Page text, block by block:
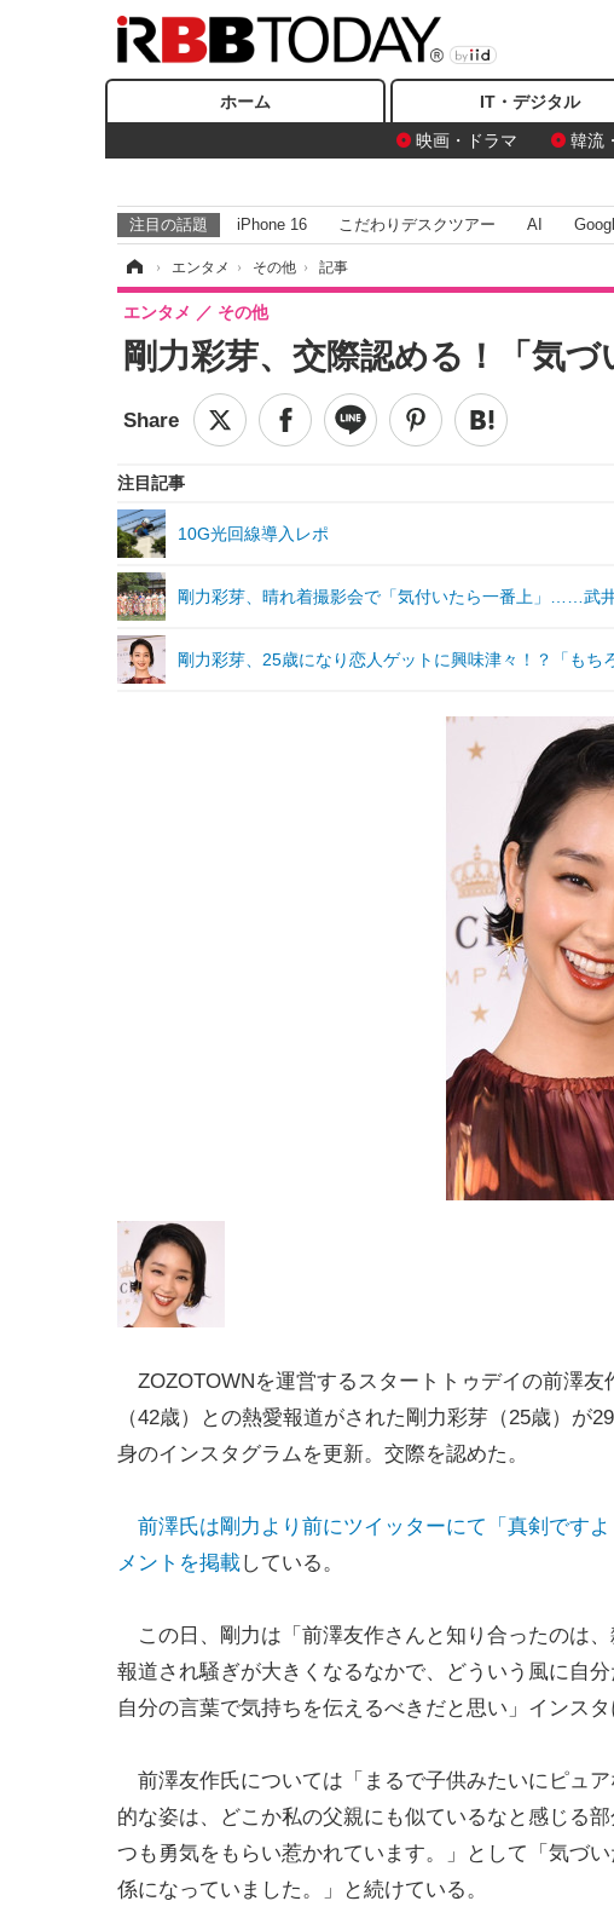
ホーム IT・デジタル
映画・ドラマ
韓流
注目の話題 iPhone 16 こだわりデスクツアー AI
› エンタメ › その他 › 記事
剛力彩芽、交際認める！「気づ
エンタメ その他
注目記事
10G光回線導入レポ
剛力彩芽、晴れ着撮影会で「気付いたら一番上」……武井
剛力彩芽、25歳になり恋人ゲットに興味津々！？「もち
ZOZOTOWNを運営するスタートトゥデイの前澤友
（42歳）との熱愛報道がされた剛力彩芽（25歳）が
身のインスタグラムを更新。交際を認めた。
前澤氏は剛力より前にツイッターにて「真剣です
メントを掲載している。
この日、剛力は「前澤友作さんと知り合ったのは
報道され騒ぎが大きくなるなかで、どういう風に自
自分の言葉で気持ちを伝えるべきだと思い」インス
前澤友作氏については「まるで子供みたいにピュ
的な姿は、どこか私の父親にも似ているなと感じる
つも勇気をもらい惹かれています。」として「気づ
係になっていました。」と続けている。